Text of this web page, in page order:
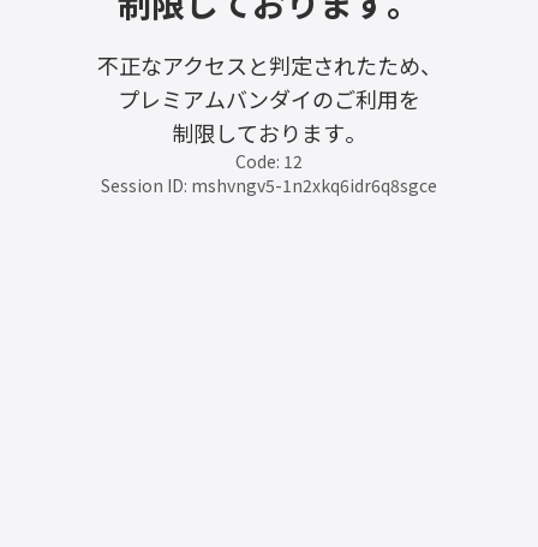
不正なアクセスと判定されたため、
プレミアムバンダイのご利用を
制限しております。
Code: 12
Session ID: mshvngv5-1n2xkq6idr6q8sgce